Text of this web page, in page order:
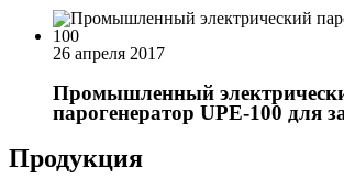
26 апреля 2017
Промышленный
парогенератор UPE-100 для
Продукция